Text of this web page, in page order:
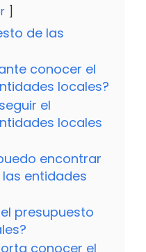
de las
conocer el
locales?
el
locales
encontrar
entidades
presupuesto
conocer el